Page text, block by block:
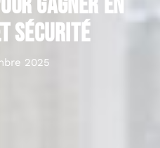
sécurité
2025